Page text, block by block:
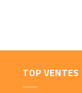
TOP VENTES